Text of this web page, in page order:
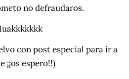
no defraudaros.
con post especial para ir a
¡¡os espero!!)